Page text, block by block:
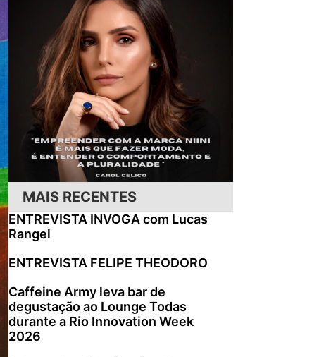
MAIS RECENTES
ENTREVISTA INVOGA com Lucas
Rangel
ENTREVISTA FELIPE THEODORO
Caffeine Army leva bar de
degustação ao Lounge Todas
durante a Rio Innovation Week
2026